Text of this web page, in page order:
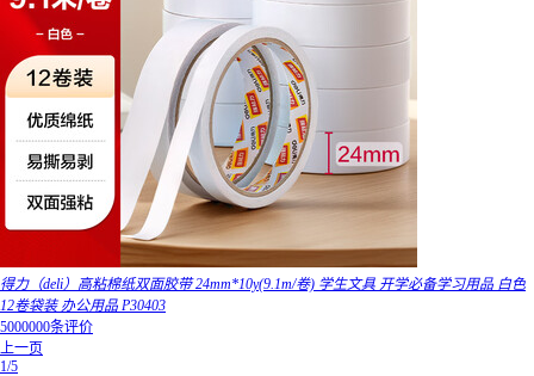
得力（deli）高粘棉纸双面胶带 24mm*10y(9.1m/卷) 学生文具 开学必备学习用品 白色
12卷袋装 办公用品 P30403
5000000条评价
上一页
1/5